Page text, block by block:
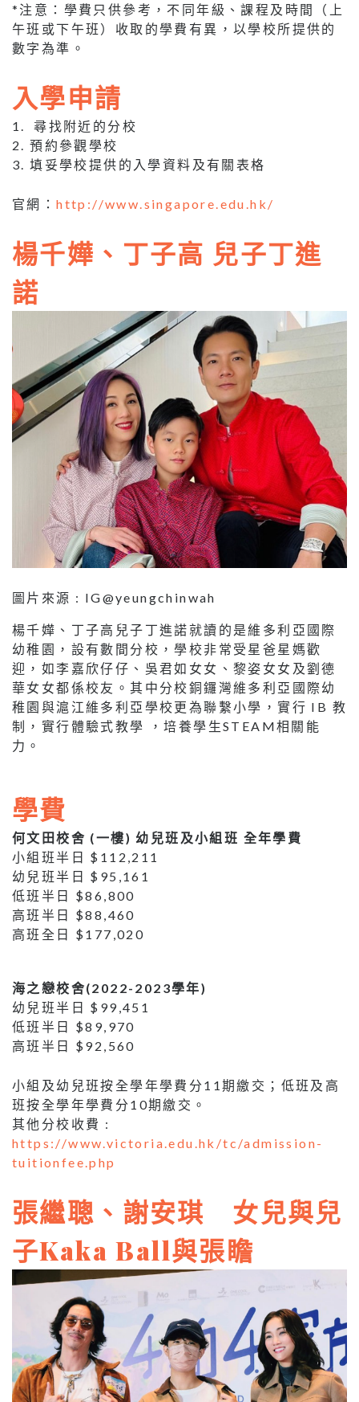
*注意：學費只供參考，不同年級、課程及時間（上
午班或下午班）收取的學費有異，以學校所提供的
數字為準。
入學申請
1. 尋找附近的分校
2. 預約參觀學校
3. 填妥學校提供的入學資料及有關表格
官網：http://www.singapore.edu.hk/
楊千嬅、丁子高 兒子丁進
諾
圖片來源 : IG@yeungchinwah
楊千嬅、丁子高兒子丁進諾就讀的是維多利亞國際
幼稚園，設有數間分校，學校非常受星爸星媽歡
迎，如李嘉欣仔仔、吳君如女女、黎姿女女及劉德
華女女都係校友。其中分校銅鑼灣維多利亞國際幼
稚園與滬江維多利亞學校更為聯繫小學，實行 IB 教
制，實行體驗式教學 ，培養學生STEAM相關能
力。
學費
何文田校舍 (一樓) 幼兒班及小組班 全年學費
小組班半日 $112,211
幼兒班半日 $95,161
低班半日 $86,800
高班半日 $88,460
高班全日 $177,020
海之戀校舍(2022-2023學年)
幼兒班半日 $99,451
低班半日 $89,970
高班半日 $92,560
小組及幼兒班按全學年學費分11期繳交；低班及高
班按全學年學費分10期繳交。
其他分校收費 :
https://www.victoria.edu.hk/tc/admission-
tuitionfee.php
張繼聰、謝安琪 女兒與兒
子Kaka Ball與張瞻